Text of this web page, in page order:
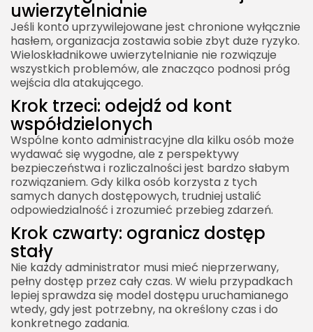
uwierzytelnianie
Jeśli konto uprzywilejowane jest chronione wyłącznie
hasłem, organizacja zostawia sobie zbyt duże ryzyko.
Wieloskładnikowe uwierzytelnianie nie rozwiązuje
wszystkich problemów, ale znacząco podnosi próg
wejścia dla atakującego.
Krok trzeci: odejdź od kont
współdzielonych
Wspólne konto administracyjne dla kilku osób może
wydawać się wygodne, ale z perspektywy
bezpieczeństwa i rozliczalności jest bardzo słabym
rozwiązaniem. Gdy kilka osób korzysta z tych
samych danych dostępowych, trudniej ustalić
odpowiedzialność i zrozumieć przebieg zdarzeń.
Krok czwarty: ogranicz dostęp
stały
Nie każdy administrator musi mieć nieprzerwany,
pełny dostęp przez cały czas. W wielu przypadkach
lepiej sprawdza się model dostępu uruchamianego
wtedy, gdy jest potrzebny, na określony czas i do
konkretnego zadania.